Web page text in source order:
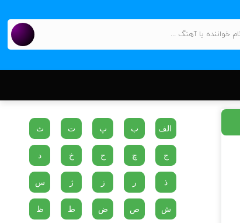
الف ب پ ت ث
ج چ ح خ د
ذ ر ز ژ س
ش ص ض ط ظ